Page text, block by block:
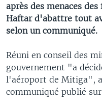
après des menaces
Haftar d'abattre tout
selon un communiqué.
Réuni en conseil des
gouvernement "a
l'aéroport de Mitiga",
communiqué publié sur